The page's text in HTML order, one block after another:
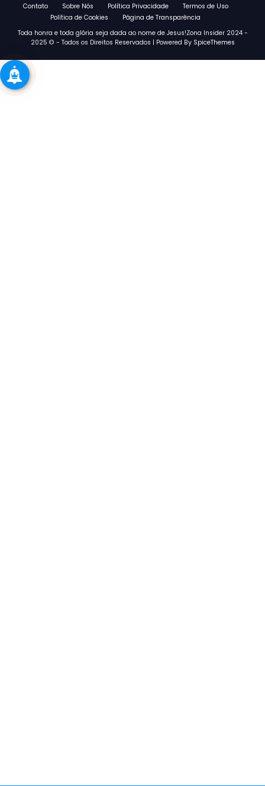
Contato Sobre Nós Política Privacidade
Termos de Uso
Política de Cookies
Página de Transparência
Toda honra e toda glória seja dada ao nome de Jesus!Zona Insider 2024 -
2025 © - Todos os Direitos Reservados | Powered By SpiceThemes